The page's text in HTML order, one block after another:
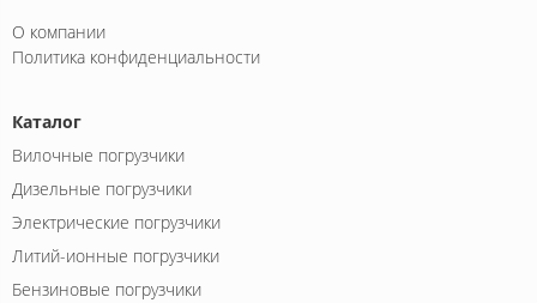
О компании
Политика конфиденциальности
Каталог
Вилочные погрузчики
Дизельные погрузчики
Электрические погрузчики
Литий-ионные погрузчики
Бензиновые погрузчики